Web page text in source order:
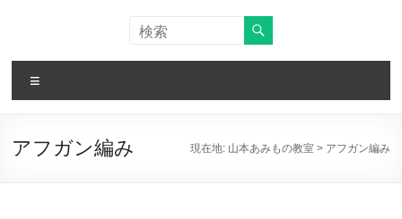
ニ
ー
アフガン編み 現在地: 山本あみもの教室> アフガン編み